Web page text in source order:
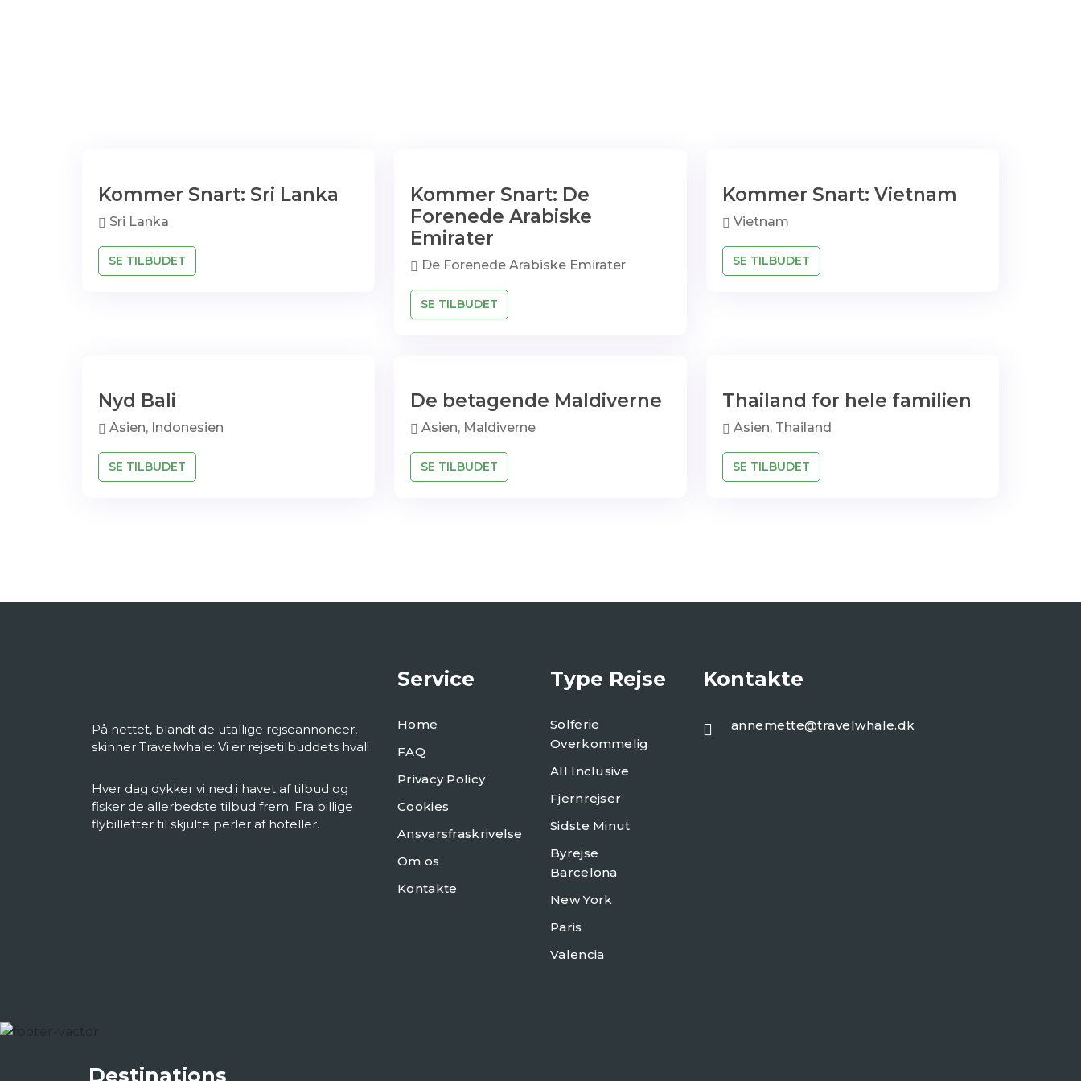
Kommer Snart: Sri Lanka
Sri Lanka
SE TILBUDET
Kommer Snart: De
Forenede Arabiske
Emirater
De Forenede Arabiske Emirater
SE TILBUDET
Kommer Snart: Vietnam
Vietnam
SE TILBUDET
Nyd Bali
Asien, Indonesien
SE TILBUDET
De betagende Maldiverne
Asien, Maldiverne
SE TILBUDET
Thailand for hele familien
Asien, Thailand
SE TILBUDET
På nettet, blandt de utallige rejseannoncer,
skinner Travelwhale: Vi er rejsetilbuddets hval!
Hver dag dykker vi ned i havet af tilbud og
fisker de allerbedste tilbud frem. Fra billige
flybilletter til skjulte perler af hoteller.
Service
Home
FAQ
Privacy Policy
Cookies
Ansvarsfraskrivelse
Om os
Kontakte
Type Rejse
Solferie
Overkommelig
All Inclusive
Fjernrejser
Sidste Minut
Byrejse
Barcelona
New York
Paris
Valencia
Kontakte
annemette@travelwhale.dk
Destinations